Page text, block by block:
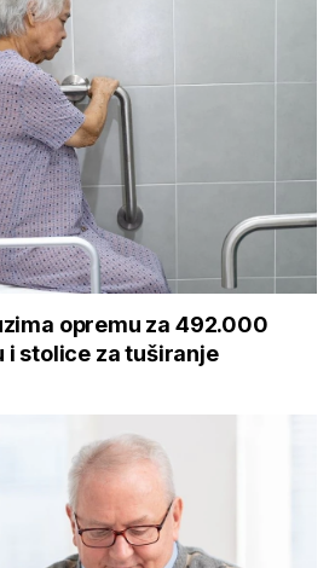
opremu za 492.000
i stolice za tuširanje